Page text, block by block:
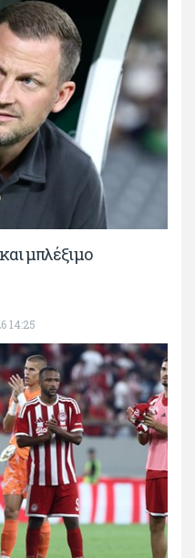
μπλέξιμο
14:25